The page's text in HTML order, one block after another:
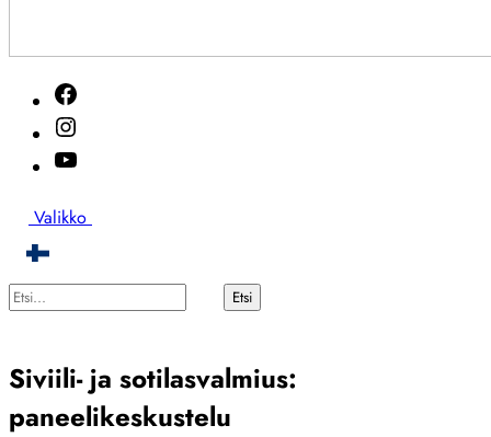
2026
Valikko
Etsi...Etsi
Siviili- ja sotilasvalmius:
paneelikeskustelu